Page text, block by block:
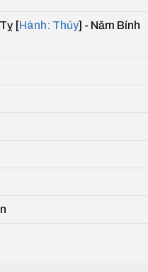
[Hành: Thủy] - Năm Bính